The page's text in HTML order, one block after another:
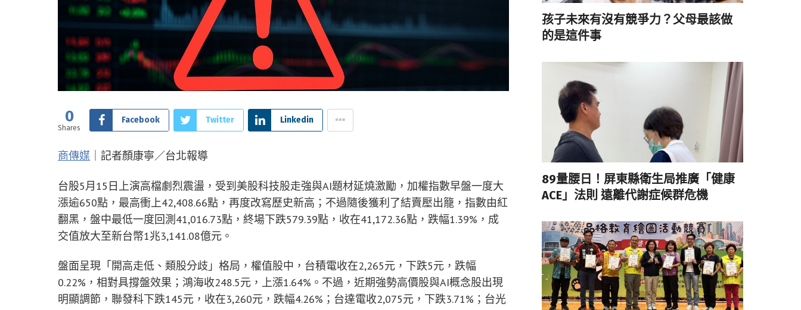
0
Shares
Facebook Twitter Linkedin
商傳媒 ｜記者顏康寧／台北報導
台股5月15日上演高檔劇烈震盪，受到美股科技股走強與AI題材延燒激勵，加權指數早盤一度大
漲逾650點，最高衝上42,408.66點，再度改寫歷史新高；不過隨後獲利了結賣壓出籠，指數由紅
翻黑，盤中最低一度回測41,016.73點，終場下跌579.39點，收在41,172.36點，跌幅1.39%，成
交值放大至新台幣1兆3,141.08億元。
盤面呈現「開高走低、類股分歧」格局，權值股中，台積電收在2,265元，下跌5元，跌幅
0.22%，相對具撐盤效果；鴻海收248.5元，上漲1.64%。不過，近期強勢高價股與AI概念股出現
明顯調節，聯發科下跌145元，收在3,260元，跌幅4.26%；台達電收2,075元，下跌3.71%；台光
孩子未來有沒有競爭力？父母最該做
的是這件事
89量腰日！屏東縣衛生局推廣「健康
ACE」法則 遠離代謝症候群危機